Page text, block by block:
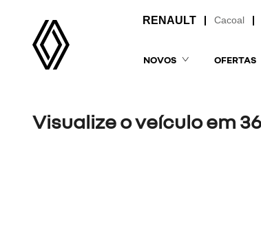
Cacoal
NOVOS OFERTAS
Visualize o veículo em